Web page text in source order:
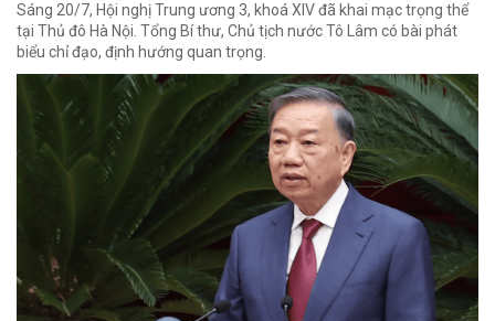
Sáng 20/7, Hội nghị Trung ương 3, khoá XIV đã khai mạc trọng thể
tại Thủ đô Hà Nội. Tổng Bí thư, Chủ tịch nước Tô Lâm có bài phát
biểu chỉ đạo, định hướng quan trọng.